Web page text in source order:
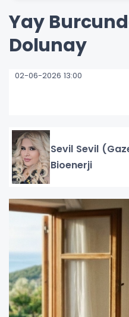
Yay
Dolunay
02-06-2026 13:00
Sevil Sevil
Bioenerji